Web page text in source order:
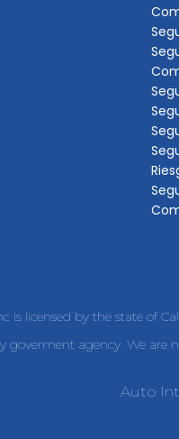
is licensed by the state of
goverment agency. We are
Auto